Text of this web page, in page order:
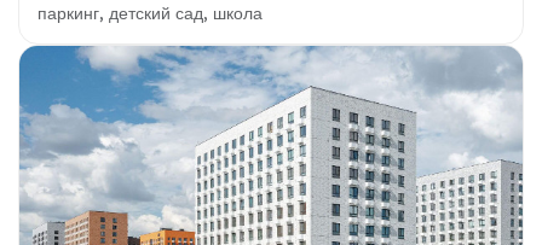
паркинг, детский сад, школа